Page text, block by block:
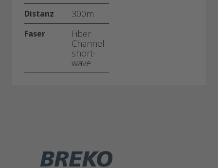
Distanz 300m
Faser
Fiber
Channel
short-
wave